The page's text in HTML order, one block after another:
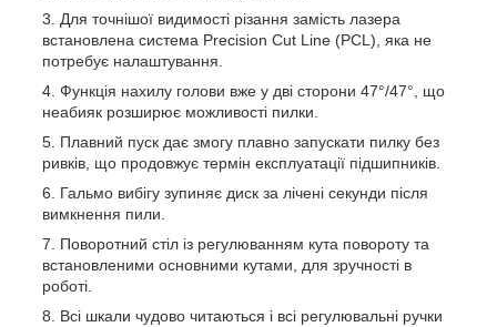
Для точнішої видимості різання замість лазера
встановлена система Precision Cut Line (PCL), яка не
потребує налаштування.
Функція нахилу голови вже у дві сторони 47°/47°, що
неабияк розширює можливості пилки.
Плавний пуск дає змогу плавно запускати пилку без
ривків, що продовжує термін експлуатації підшипників.
Гальмо вибігу зупиняє диск за лічені секунди після
вимкнення пили.
Поворотний стіл із регулюванням кута повороту та
встановленими основними кутами, для зручності в
роботі.
Всі шкали чудово читаються і всі регулювальні ручки